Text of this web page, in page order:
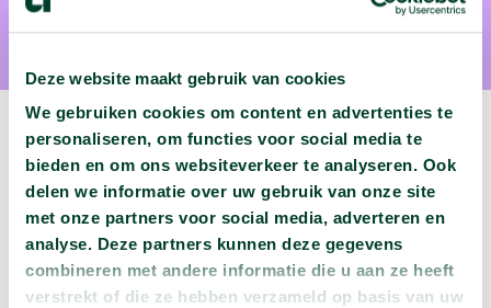
Deze website maakt gebruik van cookies
We gebruiken cookies om content en advertenties te
personaliseren, om functies voor social media te
bieden en om ons websiteverkeer te analyseren. Ook
delen we informatie over uw gebruik van onze site
met onze partners voor social media, adverteren en
analyse. Deze partners kunnen deze gegevens
combineren met andere informatie die u aan ze heeft
verstrekt of die ze hebben verzameld op basis van uw
Volgende podcast:
Wat zijn jouw naam en bsn-nummer waard?
Beluister deze podcast arrow_forward